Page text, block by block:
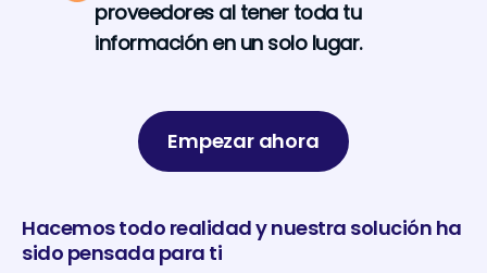
proveedores al tener toda tu
información en un solo lugar.
Empezar ahora
Hacemos todo realidad y nuestra solución ha
sido pensada para ti